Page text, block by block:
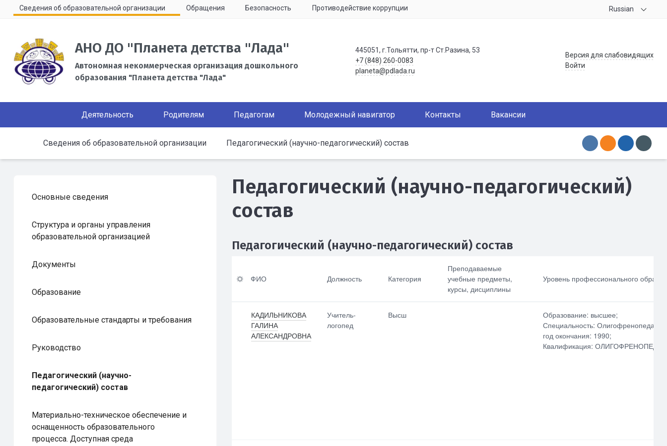
Сведения об образовательной организации Обращения Безопасность Противодействие коррупции Russian
АНО ДО "Планета детства "Лада"
Автономная некоммерческая организация дошкольного
образования "Планета детства "Лада"
445051, г.Тольятти, пр-т Ст.Разина, 53
+7 (848) 260-0083
planeta@pdlada.ru
Версия для слабовидящих
Войти
Деятельность Родителям Педагогам Молодежный навигатор Контакты Вакансии
Сведения об образовательной организации Педагогический (научно-педагогический) состав
Основные сведения
Структура и органы управления
образовательной организацией
Документы
Образование
Образовательные стандарты и требования
Руководство
Педагогический (научно-
педагогический) состав
Материально-техническое обеспечение и
оснащенность образовательного
процесса. Доступная среда
Педагогический (научно-педагогический)
состав
Педагогический (научно-педагогический) состав
Категория
Преподаваемые
учебные предметы,
профессиональног
Повышение
квалификации за
последние 3 года
сада
ной программы
ФИО Должность Категория
Преподаваемые
учебные предметы,
курсы, дисциплины
Уровень профессионального
КАДИЛЬНИКОВА
ГАЛИНА
АЛЕКСАНДРОВНА
Учитель-
логопед
Высш
Образование: высшее;
Специальность:
год окончания: 1990;
Квалификация: